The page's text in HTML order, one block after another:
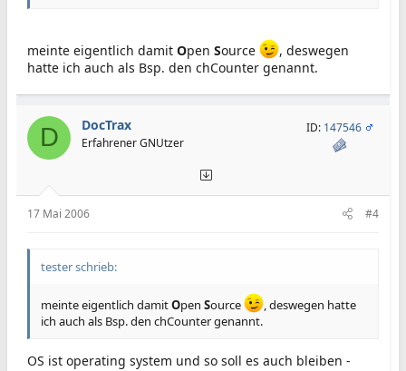
meinte eigentlich damit Open Source
, deswegen
hatte ich auch als Bsp. den chCounter genannt.
D DocTrax
Erfahrener GNUtzer
ID: 147546
17 Mai 2006 #4
tester schrieb:
meinte eigentlich damitOpen Source
, deswegen hatte
ich auch als Bsp. den chCounter genannt.
OS ist operating system und so soll es auch bleiben -